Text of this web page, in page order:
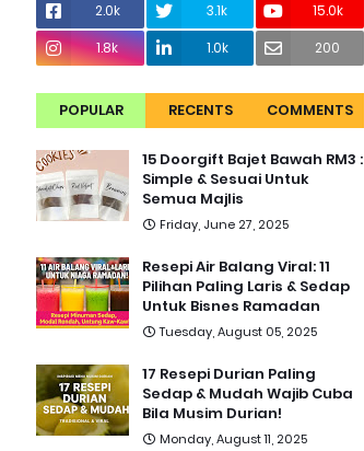
2.0k 3.1k
15.0k
1.8k
1.0k 200
POPULAR RECENTS COMMENTS
15 Doorgift Bajet Bawah RM3 :
Simple & Sesuai Untuk
Semua Majlis
Friday, June 27, 2025
Resepi Air Balang Viral: 11
Pilihan Paling Laris & Sedap
Untuk Bisnes Ramadan
Tuesday, August 05, 2025
17 Resepi Durian Paling
Sedap & Mudah Wajib Cuba
Bila Musim Durian!
Monday, August 11, 2025